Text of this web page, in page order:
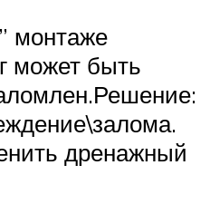
монтаже
может быть
дренажный